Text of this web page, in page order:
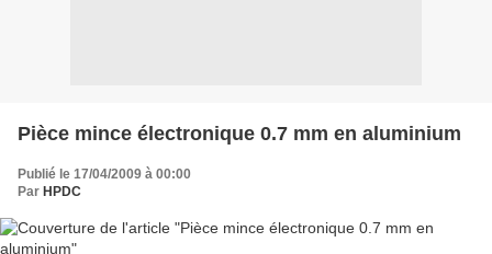
Pièce mince électronique 0.7 mm en aluminium
Publié le 17/04/2009 à 00:00
Par HPDC